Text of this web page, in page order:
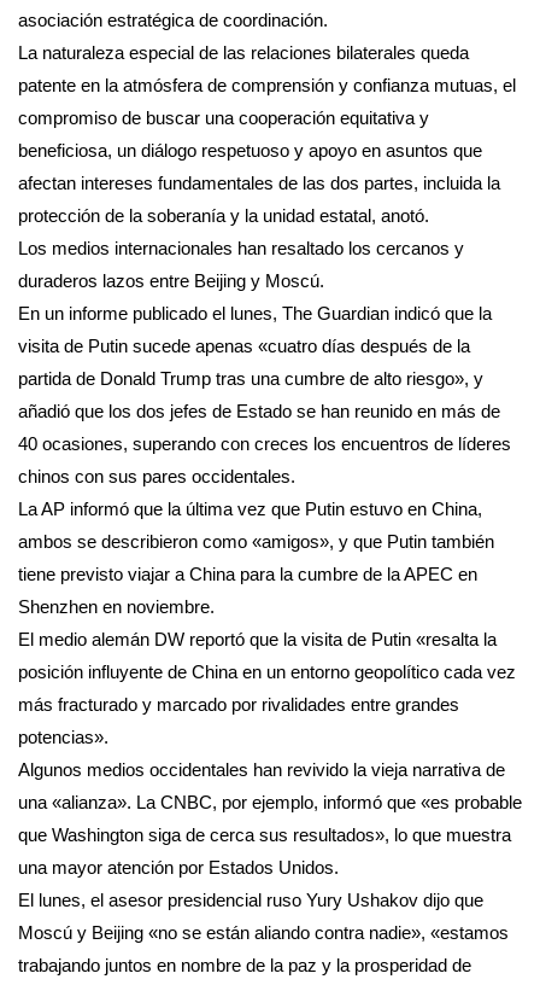
asociación estratégica de coordinación.
La naturaleza especial de las relaciones bilaterales queda
patente en la atmósfera de comprensión y confianza mutuas, el
compromiso de buscar una cooperación equitativa y
beneficiosa, un diálogo respetuoso y apoyo en asuntos que
afectan intereses fundamentales de las dos partes, incluida la
protección de la soberanía y la unidad estatal, anotó.
Los medios internacionales han resaltado los cercanos y
duraderos lazos entre Beijing y Moscú.
En un informe publicado el lunes, The Guardian indicó que la
visita de Putin sucede apenas «cuatro días después de la
partida de Donald Trump tras una cumbre de alto riesgo», y
añadió que los dos jefes de Estado se han reunido en más de
40 ocasiones, superando con creces los encuentros de líderes
chinos con sus pares occidentales.
La AP informó que la última vez que Putin estuvo en China,
ambos se describieron como «amigos», y que Putin también
tiene previsto viajar a China para la cumbre de la APEC en
Shenzhen en noviembre.
El medio alemán DW reportó que la visita de Putin «resalta la
posición influyente de China en un entorno geopolítico cada vez
más fracturado y marcado por rivalidades entre grandes
potencias».
Algunos medios occidentales han revivido la vieja narrativa de
una «alianza». La CNBC, por ejemplo, informó que «es probable
que Washington siga de cerca sus resultados», lo que muestra
una mayor atención por Estados Unidos.
El lunes, el asesor presidencial ruso Yury Ushakov dijo que
Moscú y Beijing «no se están aliando contra nadie», «estamos
trabajando juntos en nombre de la paz y la prosperidad de